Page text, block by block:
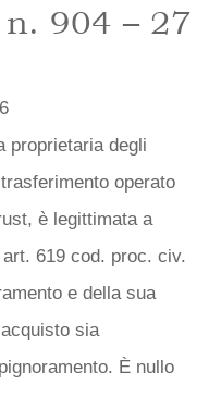
904 – 27
proprietaria degli
operato
è legittimata a
619 cod. proc. civ.
e della sua
sia
È nullo